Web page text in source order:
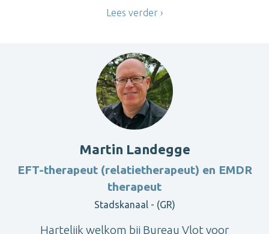
Lees verder
Martin Landegge
EFT-therapeut (relatietherapeut) en EMDR
therapeut
Stadskanaal - (GR)
Hartelijk welkom bij Bureau Vlot voor